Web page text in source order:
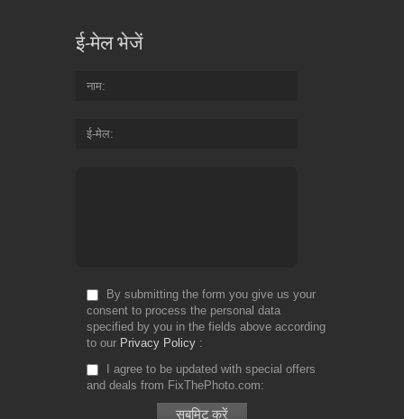
ई-मेल भेजें
नाम
ई-मेल
By submitting the form you give us your
consent to process the personal data
specified by you in the fields above according
to our Privacy Policy
I agree to be updated with special offers
and deals from FixThePhoto.com